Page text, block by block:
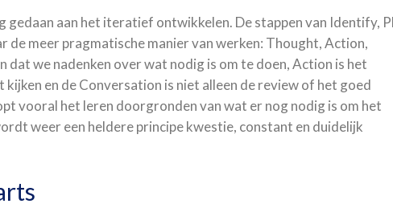
gedaan aan het iteratief ontwikkelen. De stappen van Identify,
de meer pragmatische manier van werken: Thought, Action,
we nadenken over wat nodig is om te doen, Action is het
en de Conversation is niet alleen de review of het goed
vooral het leren doorgronden van wat er nog nodig is om het
weer een heldere principe kwestie, constant en duidelijk